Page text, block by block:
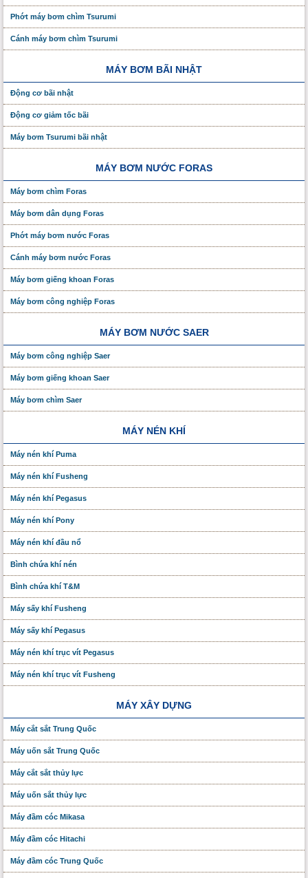
Phớt máy bơm chìm Tsurumi
Cánh máy bơm chìm Tsurumi
MÁY BƠM BÃI NHẬT
Động cơ bãi nhật
Động cơ giảm tốc bãi
Máy bơm Tsurumi bãi nhật
MÁY BƠM NƯỚC FORAS
Máy bơm chìm Foras
Máy bơm dân dụng Foras
Phớt máy bơm nước Foras
Cánh máy bơm nước Foras
Máy bơm giếng khoan Foras
Máy bơm công nghiệp Foras
MÁY BƠM NƯỚC SAER
Máy bơm công nghiệp Saer
Máy bơm giếng khoan Saer
Máy bơm chìm Saer
MÁY NÉN KHÍ
Máy nén khí Puma
Máy nén khí Fusheng
Máy nén khí Pegasus
Máy nén khí Pony
Máy nén khí đầu nổ
Bình chứa khí nén
Bình chứa khí T&M
Máy sấy khí Fusheng
Máy sấy khí Pegasus
Máy nén khí trục vít Pegasus
Máy nén khí trục vít Fusheng
MÁY XÂY DỰNG
Máy cắt sắt Trung Quốc
Máy uốn sắt Trung Quốc
Máy cắt sắt thủy lực
Máy uốn sắt thủy lực
Máy đầm cóc Mikasa
Máy đầm cóc Hitachi
Máy đầm cóc Trung Quốc